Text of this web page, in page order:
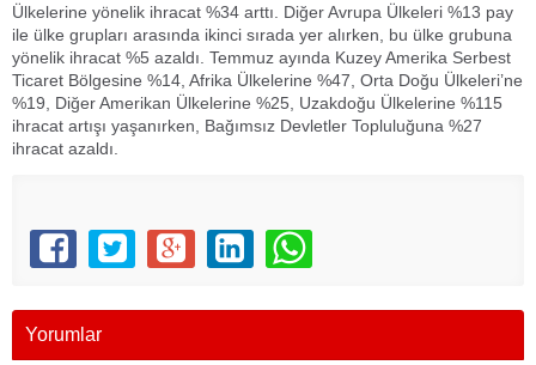
Ülkelerine yönelik ihracat %34 arttı. Diğer Avrupa Ülkeleri %13 pay
ile ülke grupları arasında ikinci sırada yer alırken, bu ülke grubuna
yönelik ihracat %5 azaldı. Temmuz ayında Kuzey Amerika Serbest
Ticaret Bölgesine %14, Afrika Ülkelerine %47, Orta Doğu Ülkeleri’ne
%19, Diğer Amerikan Ülkelerine %25, Uzakdoğu Ülkelerine %115
ihracat artışı yaşanırken, Bağımsız Devletler Topluluğuna %27
ihracat azaldı.
Yorumlar